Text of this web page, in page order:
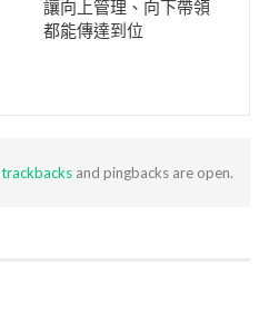
讓向上管理、向下帶領
都能傳達到位
trackbacksand pingbacks are open.